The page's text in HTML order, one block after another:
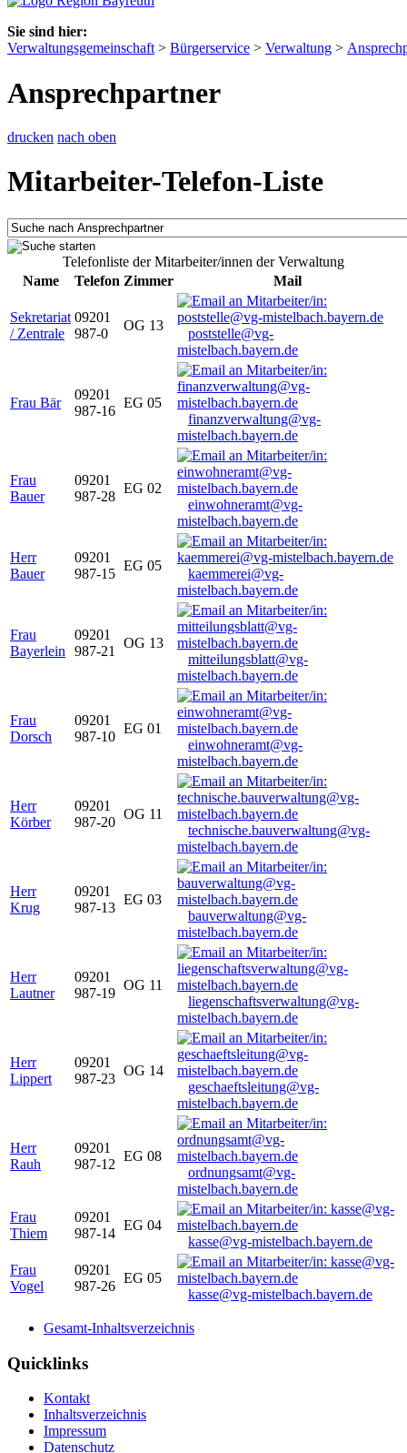
Sie sind hier:
Verwaltungsgemeinschaft > Bürgerservice > Verwaltung >
Ansprechpartner
drucken nach oben
Mitarbeiter-Telefon-Liste
Telefonliste der Mitarbeiter/innen der Verwaltung
Name
Telefon Zimmer Mail
Sekretariat
/ Zentrale
09201
987-0
OG 13
poststelle@vg-
mistelbach.bayern.de
Frau Bär
09201
987-16
EG 05
finanzverwaltung@vg-
mistelbach.bayern.de
Frau
Bauer
09201
987-28
EG 02
einwohneramt@vg-
mistelbach.bayern.de
Herr
Bauer
09201
987-15
EG 05
kaemmerei@vg-
mistelbach.bayern.de
Frau
Bayerlein
09201
987-21
OG 13
mitteilungsblatt@vg-
mistelbach.bayern.de
Frau
Dorsch
09201
987-10
EG 01
einwohneramt@vg-
mistelbach.bayern.de
Herr
Körber
09201
987-20
OG 11
technische.bauverwaltung@vg-
mistelbach.bayern.de
Herr
Krug
09201
987-13
EG 03
bauverwaltung@vg-
mistelbach.bayern.de
Herr
Lautner
09201
987-19
OG 11
liegenschaftsverwaltung@vg-
mistelbach.bayern.de
Herr
Lippert
09201
987-23
OG 14
geschaeftsleitung@vg-
mistelbach.bayern.de
Herr
Rauh
09201
987-12
EG 08
ordnungsamt@vg-
mistelbach.bayern.de
Frau
Thiem
09201
987-14
EG 04
kasse@vg-mistelbach.bayern.de
Frau
Vogel
09201
987-26
EG 05
kasse@vg-mistelbach.bayern.de
Gesamt-Inhaltsverzeichnis
Quicklinks
Kontakt
Inhaltsverzeichnis
Impressum
Datenschutz